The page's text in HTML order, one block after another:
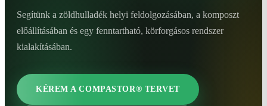
Segítünk a zöldhulladék helyi feldolgozásában, a komposzt
előállításában és egy fenntartható, körforgásos rendszer
kialakításában.
KÉREM A COMPASTOR® TERVET